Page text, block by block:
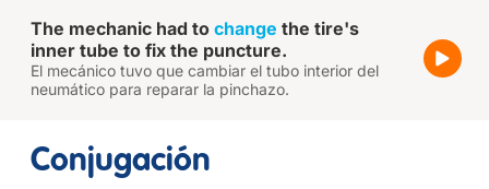
The mechanic had to change the tire's
inner tube to fix the puncture.
El mecánico tuvo que cambiar el tubo interior del
neumático para reparar la pinchazo.
Conjugación